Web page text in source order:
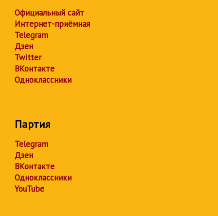
Официальный сайт
Интернет-приёмная
Telegram
Дзен
Twitter
ВКонтакте
Одноклассники
Партия
Telegram
Дзен
ВКонтакте
Одноклассники
YouTube